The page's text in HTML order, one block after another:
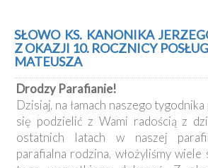
SŁOWO KS. KANONIKA
Z OKAZJI 10. ROCZNICY
MATEUSZA
Drodzy Parafianie!
Dzisiaj, na łamach naszego
się podzielić z Wami radością z
ostatnich latach w naszej
parafialna rodzina, włożyliśmy